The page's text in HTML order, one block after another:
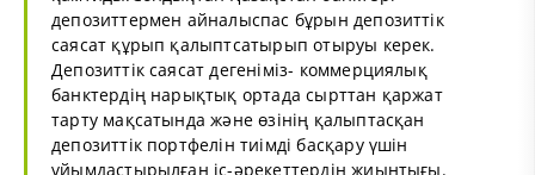
депозиттермен айналыспас бұрын депозиттік
саясат құрып қалыптсатырып отыруы керек.
Депозиттік саясат дегеніміз- коммерциялық
банктердің нарықтық ортада сырттан қаржат
тарту мақсатында және өзінің қалыптасқан
депозиттік портфелін тиімді басқару үшін
ұйымдастырылған іс-әрекеттердің жиынтығы.